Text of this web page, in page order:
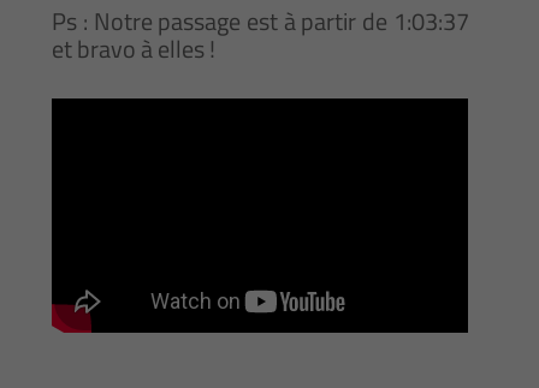
Ps : Notre passage est à partir de 1:03:37
et bravo à elles !